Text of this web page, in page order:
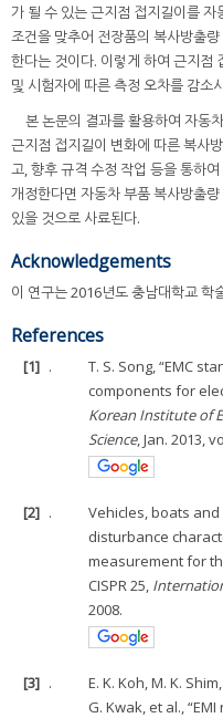
가 될 수 있는 근지점 접지길이를
조건을 맞추어 전장품의 복사방출
한다는 것이다. 이렇게 하여 근지점
및 시험자에 따른 측정 오차를 감소
본 논문의 결과를 활용하여 자동
근지점 접지길이 변화에 따른 복사
고, 향후 규격 수정 작업 등을 통하
개정한다면 자동차 부품 복사방출
있을 것으로 사료된다.
Acknowledgements
이 연구는 2016년도 충남대학교 학
References
[1] .
T. S. Song, “EMC
components for
Korean Institute of
Science, Jan. 2013,
[2] .
Vehicles, boats
disturbance
measurement for
CISPR 25,
2008.
[3] .
E. K. Koh, M. K.
G. Kwak, et al.,